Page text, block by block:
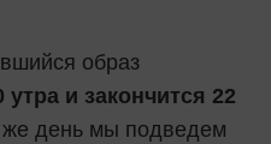
образ
утра и закончится 22
же день мы подведем